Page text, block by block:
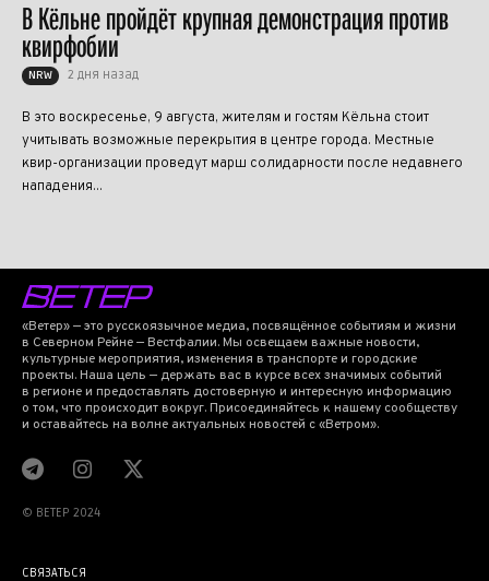
В Кёльне пройдёт крупная демонстрация против
квирфобии
NRW 2 дня назад
В это воскресенье, 9 августа, жителям и гостям Кёльна стоит
учитывать возможные перекрытия в центре города. Местные
квир-организации проведут марш солидарности после недавнего
нападения...
«Ветер» — это русскоязычное медиа, посвящённое событиям и жизни
в Северном Рейне — Вестфалии. Мы освещаем важные новости,
культурные мероприятия, изменения в транспорте и городские
проекты. Наша цель — держать вас в курсе всех значимых событий
в регионе и предоставлять достоверную и интересную информацию
о том, что происходит вокруг. Присоединяйтесь к нашему сообществу
и оставайтесь на волне актуальных новостей с «Ветром».
© BETEP 2024
СВЯЗАТЬСЯ